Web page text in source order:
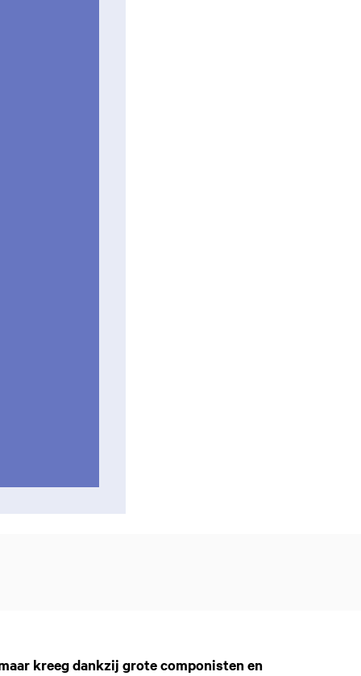
kreeg dankzij grote componisten en